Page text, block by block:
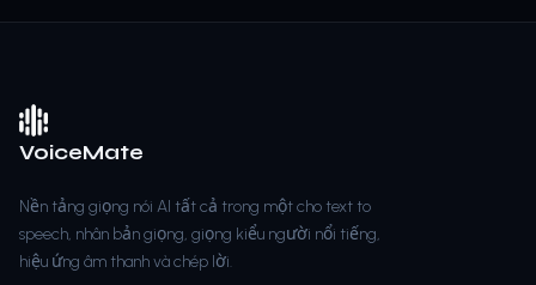
VoiceMate
Nền tảng giọng nói AI tất cả trong một cho text to
speech, nhân bản giọng, giọng kiểu người nổi tiếng,
hiệu ứng âm thanh và chép lời.